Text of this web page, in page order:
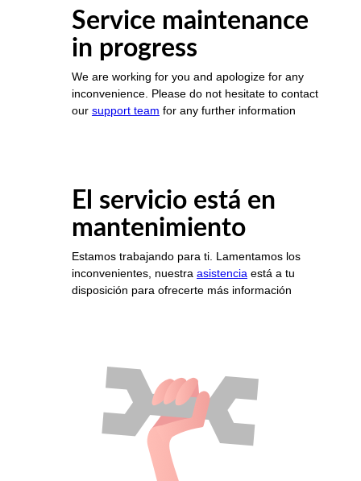
Service maintenance
in progress
We are working for you and apologize for any
inconvenience. Please do not hesitate to contact
our support team for any further information
El servicio está en
mantenimiento
Estamos trabajando para ti. Lamentamos los
inconvenientes, nuestra asistencia está a tu
disposición para ofrecerte más información